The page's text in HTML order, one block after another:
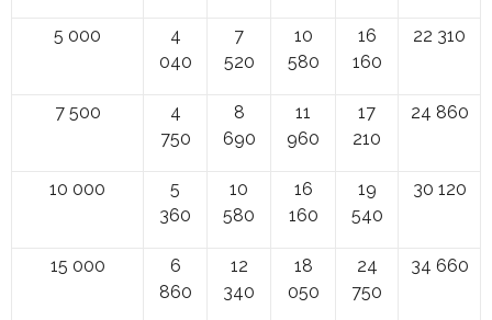
5 000
4
040
7
520
10
580
16
160
22 310
7 500
4
750
8
690
11
960
17
210
24 860
10 000
5
360
10
580
16
160
19
540
30 120
15 000
6
860
12
340
18
050
24
750
34 660